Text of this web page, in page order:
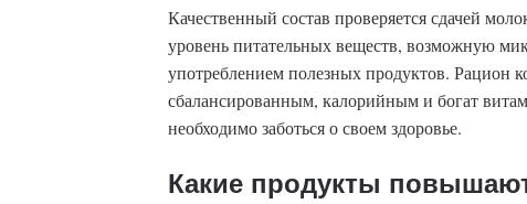
Качественный состав проверяется сдачей
уровень питательных веществ, возможную
употреблением полезных продуктов. Рацион
сбалансированным, калорийным и богат
необходимо заботься о своем здоровье.
Какие продукты